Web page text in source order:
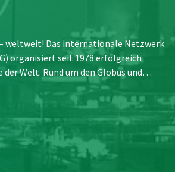
weltweit! Das internationale Netzwerk
organisiert seit 1978 erfolgreich
Welt. Rund um den Globus und…